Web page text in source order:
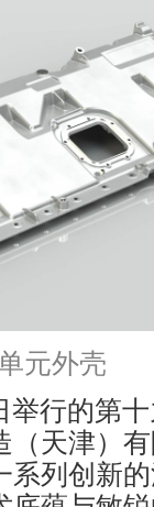
元外壳
举行的第
（天津）
系列创新